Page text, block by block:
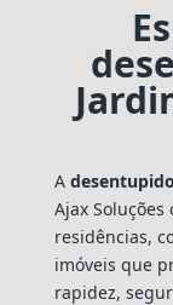
A
Ajax
residências,
imóveis que
rapidez,